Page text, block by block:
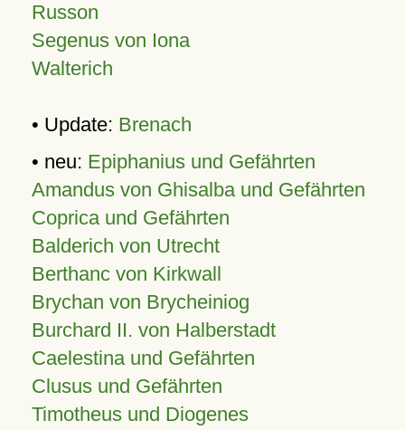
Russon
Segenus von Iona
Walterich
• Update: Brenach
• neu: Epiphanius und Gefährten
Amandus von Ghisalba und Gefährten
Coprica und Gefährten
Balderich von Utrecht
Berthanc von Kirkwall
Brychan von Brycheiniog
Burchard II. von Halberstadt
Caelestina und Gefährten
Clusus und Gefährten
Timotheus und Diogenes